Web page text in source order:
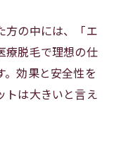
方の中には、「エ
療脱毛で理想の仕
効果と安全性を
トは大きいと言え